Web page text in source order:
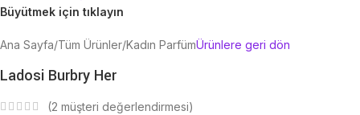
Büyütmek için tıklayın
Ana Sayfa/Tüm Ürünler/Kadın ParfümÜrünlere geri dön
Ladosi Burbry Her
(2 müşteri değerlendirmesi)